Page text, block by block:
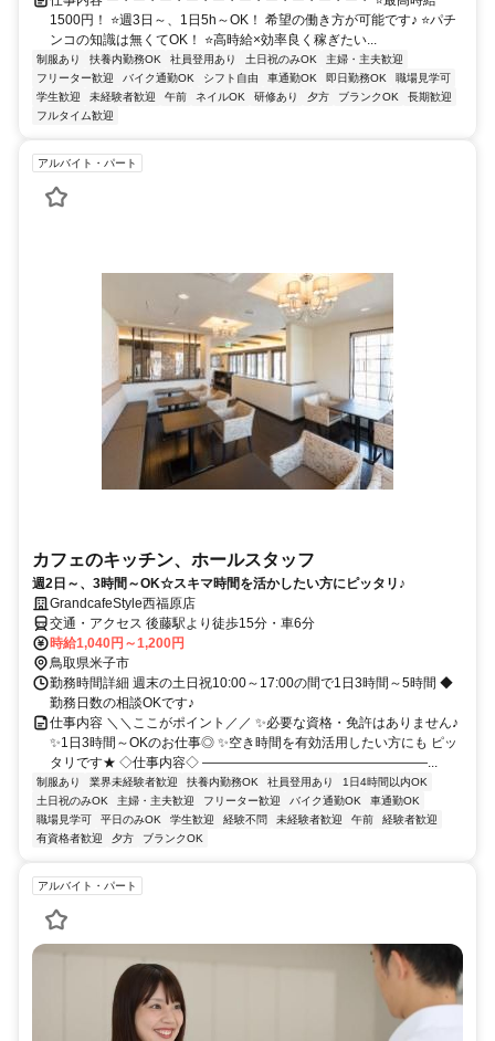
1500円！ ⭐週3日～、1日5h～OK！ 希望の働き方が可能です♪ ⭐パチ
ンコの知識は無くてOK！ ⭐高時給×効率良く稼ぎたい...
制服あり 扶養内勤務OK 社員登用あり 土日祝のみOK
主婦・主夫歓迎
フリーター歓迎
バイク通勤OK シフト自由 車通勤OK 即日勤務OK
職場見学可
学生歓迎
未経験者歓迎 午前 ネイルOK 研修あり 夕方 ブランクOK
長期歓迎
フルタイム歓迎
アルバイト・パート
カフェのキッチン、ホールスタッフ
週2日～、3時間～OK☆スキマ時間を活かしたい方にピッタリ♪
GrandcafeStyle西福原店
交通・アクセス 後藤駅より徒歩15分・車6分
時給1,040円～1,200円
鳥取県米子市
勤務時間詳細 週末の土日祝10:00～17:00の間で1日3時間～5時間 ◆
勤務日数の相談OKです♪
仕事内容 ＼＼ここがポイント／／ ✨必要な資格・免許はありません♪
✨1日3時間～OKのお仕事◎ ✨空き時間を有効活用したい方にも ピッ
タリです★ ◇仕事内容◇ ―――――――――――――――――...
制服あり 業界未経験者歓迎 扶養内勤務OK 社員登用あり
1日4時間以内OK
土日祝のみOK
主婦・主夫歓迎 フリーター歓迎 バイク通勤OK
車通勤OK
職場見学可
平日のみOK 学生歓迎 経験不問 未経験者歓迎 午前
経験者歓迎
有資格者歓迎
夕方 ブランクOK
アルバイト・パート